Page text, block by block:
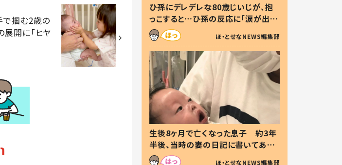
で掴む2歳の
開に「ヒヤ
ひ孫にデレデレな80歳じいじが、抱
っこすると…ひ孫の反応に「涙が出ま
した」「可愛くて仕方ない」
ほ・とせなNEWS編集部
生後8ヶ月で亡くなった息子 約3年
半後、当時の妻の日記に書いてあっ
た本音とは
ほ・とせなNEWS編集部